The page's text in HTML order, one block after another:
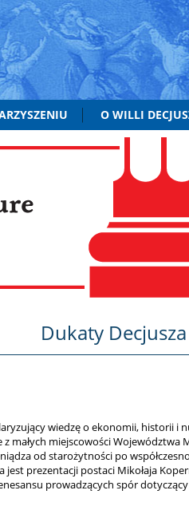
O WILLI
Dukaty Decjusza
wiedzę o ekonomii, historii i
małych miejscowości Województwa
od starożytności po
jest prezentacji postaci Mikołaja
prowadzących spór